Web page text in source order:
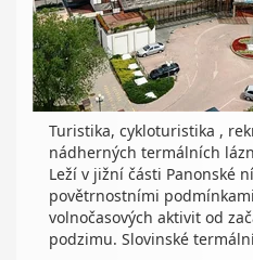
Turistika, cykloturistika ,
nádherných termálních
Leží v jižní části Panonské
povětrnostními
volnočasových aktivit od
podzimu. Slovinské